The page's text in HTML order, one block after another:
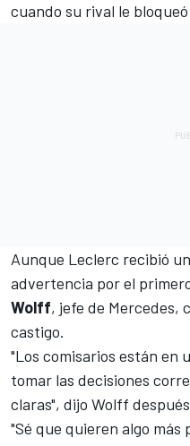
cuando su rival le
Aunque Leclerc recibió
advertencia por el
Wolff, jefe de Mercedes,
castigo.
"Los comisarios están en
tomar las decisiones
claras", dijo Wolff
"Sé que quieren algo